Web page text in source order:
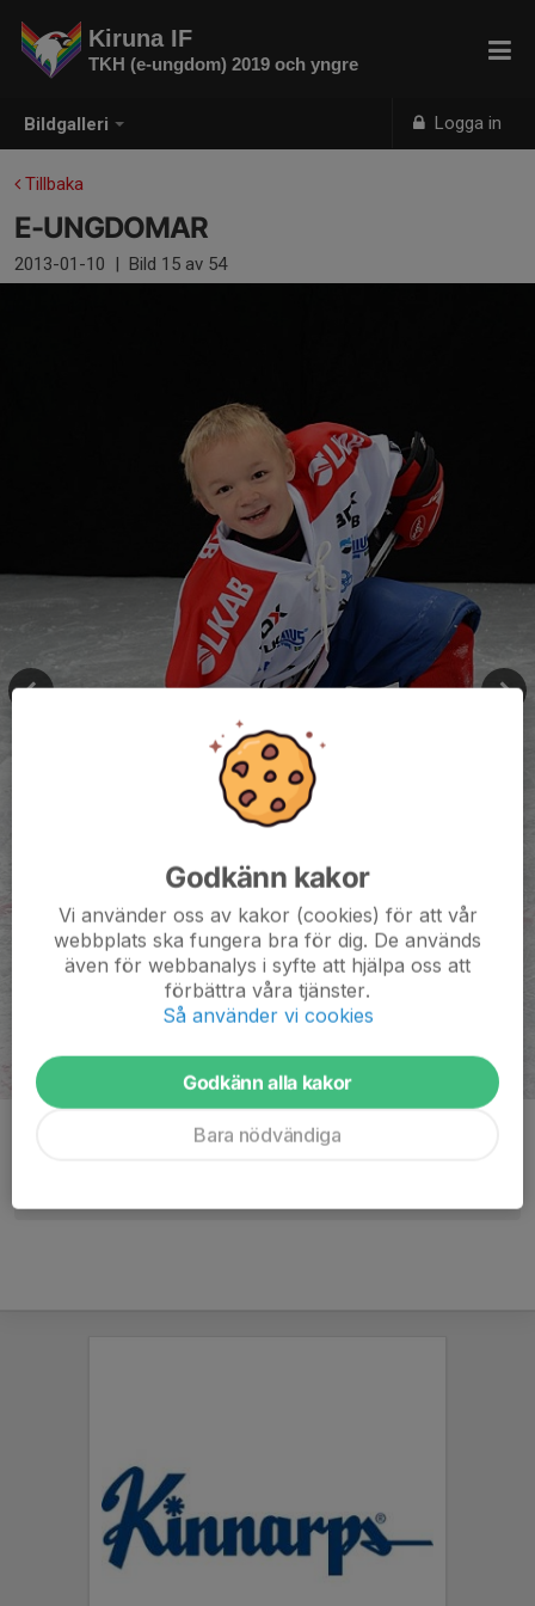
Bildgalleri Logga in
Kiruna IF
TKH (e-ungdom) 2019 och yngre
Tillbaka
E-UNGDOMAR
2013-01-10 | Bild 15 av 54
Godkänn kakor
Vi använder oss av kakor (cookies) för att vår
webbplats ska fungera bra för dig. De används
även för webbanalys i syfte att hjälpa oss att
förbättra våra tjänster.
Så använder vi cookies
Godkänn alla kakor
Bara nödvändiga